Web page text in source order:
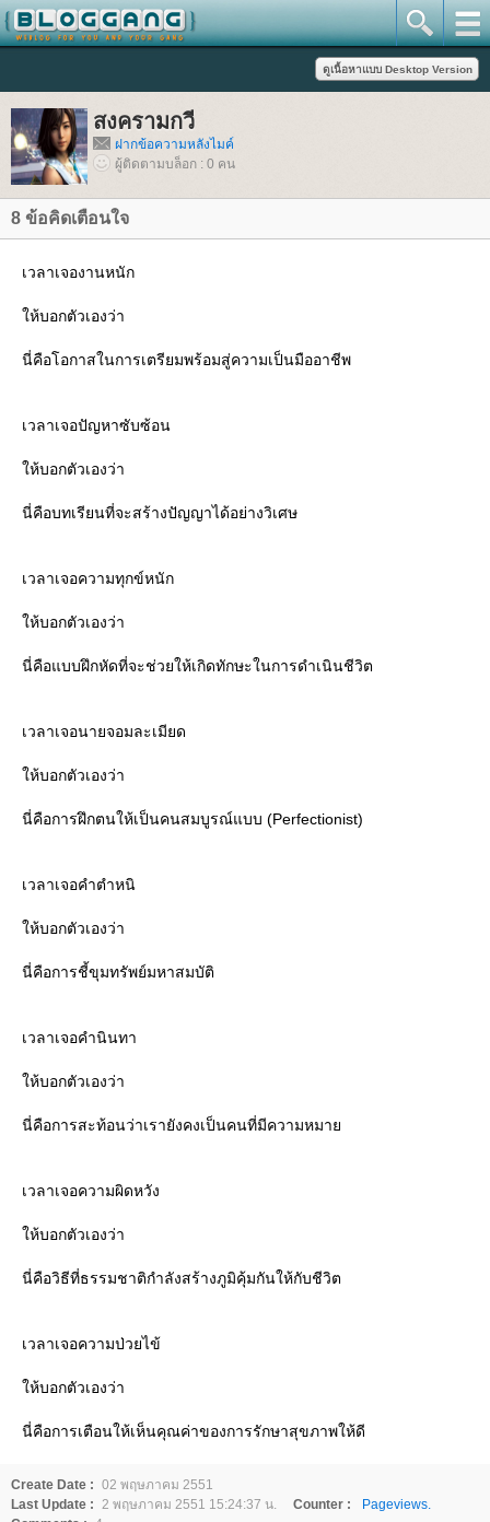
สงครามกวี
ฝากข้อความหลังไมค์
ผู้ติดตามบล็อก : 0 คน
8 ข้อคิดเตือนใจ
เวลาเจองานหนัก
ห้บอกตัวเองว่า
นี่คือโอกาสในการเตรียมพร้อมสู่ความเป็นมืออาชีพ
เวลาเจอปัญหาซับซ้อน
ห้บอกตัวเองว่า
นี่คือบทเรียนที่จะสร้างปัญญาได้อย่างวิเศษ
เวลาเจอความทุกข์หนัก
ห้บอกตัวเองว่า
นี่คือแบบฝึกหัดที่จะช่วยให้เกิดทักษะในการดำเนินชีวิต
เวลาเจอนายจอมละเมียด
ห้บอกตัวเองว่า
นี่คือการฝึกตนให้เป็นคนสมบูรณ์แบบ (Perfectionist)
เวลาเจอคำตำหนิ
ห้บอกตัวเองว่า
นี่คือการชี้ขุมทรัพย์มหาสมบัติ
เวลาเจอคำนินทา
ห้บอกตัวเองว่า
นี่คือการสะท้อนว่าเรายังคงเป็นคนที่มีความหมา
เวลาเจอความผิดหวัง
ห้บอกตัวเองว่า
นี่คือวิธีที่ธรรมชาติกำลังสร้างภูมิคุ้มกันให้กับชีวิต
เวลาเจอความป่วยไข้
ห้บอกตัวเองว่า
นี่คือการเตือนให้เห็นคุณค่าของการรักษาสุขภาพให้ดี
Create Date : 02 พฤษภาคม 2551
Last Update : 2 พฤษภาคม 2551 15:24:37 น. Counter :
Pageviews.